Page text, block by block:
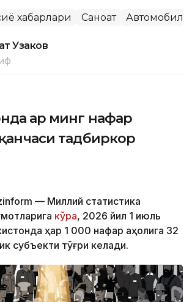
хабарлари Саноат
Узаков
ҳар минг нафар
тадбиркор
— Миллий статистика
кўра, 2026 йил 1 июль
ҳар 1 000 нафар аҳолига 32
субъекти тўғри келади.